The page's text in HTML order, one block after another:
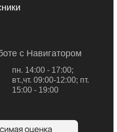
пн. 14:00 - 17:00;
вт.,чт. 09:00-12:00; пт.
15:00 - 19:00
с Навигатором